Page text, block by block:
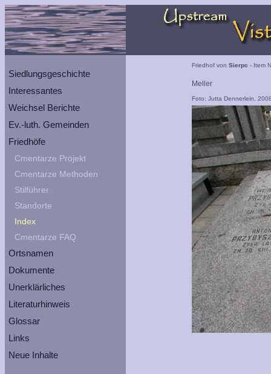
Siedlungsgeschichte
Interessantes
Weichsel Berichte
Ev.-luth. Gemeinden
Friedhöfe
Cmentarze Projekt
Cmentarze Methoden
Stilführer
Standorte
Index
Cmentarze FAQ
Ortsnamen
Dokumente
Unerklärliches
Literaturhinweis
Glossar
Links
Neue Inhalte
Friedhof von Sierpc - Item
Meller
Foto: Jutta Dennerlein,